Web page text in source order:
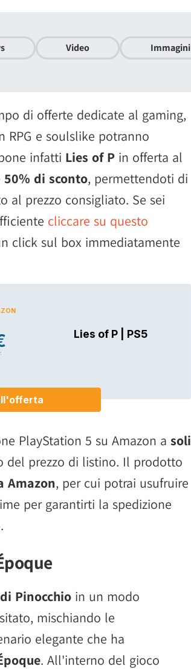
Video Immagini
di offerte dedicate al gaming,
RPG e soulslike potranno
infatti Lies of P in offerta al
50% di sconto, permettendoti di
al prezzo consigliato. Se sei
cliccare su questo
click sul box immediatamente
PlayStation 5 su Amazon a soli
del prezzo di listino. Il prodotto
Amazon, per cui potrai usufruire
per garantirti la spedizione
Pinocchio in un modo
mischiando le
elegante che ha
. All'interno del gioco